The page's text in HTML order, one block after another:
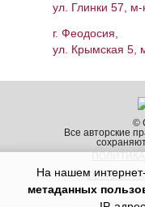
На нашем
метаданных
ул. Глинки 57,
г. Феодосия,
ул. Крымская 5,
©
Все авторские